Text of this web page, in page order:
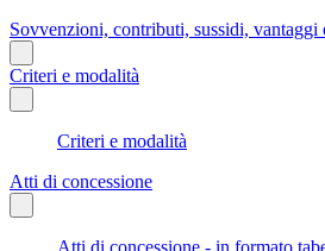
Sovvenzioni, contributi, sussidi, vantaggi
Criteri e modalità
Criteri e modalità
Atti di concessione
Atti di concessione - in formato